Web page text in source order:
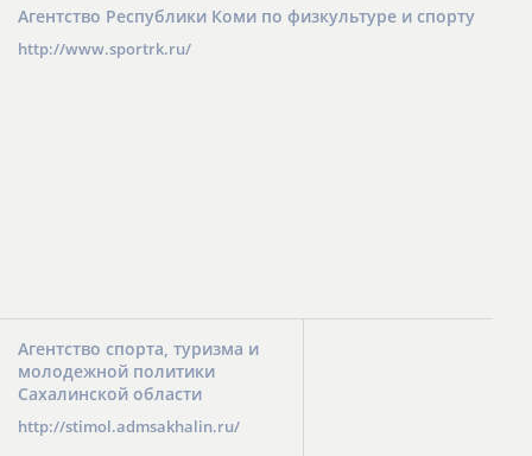
Агентство Республики Коми по физкультуре и спорту
http://www.sportrk.ru/
Агентство спорта, туризма и
молодежной политики
Сахалинской области
http://stimol.admsakhalin.ru/